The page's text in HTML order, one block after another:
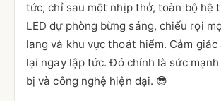
tức, chỉ sau một nhịp thở, toàn bộ hệ
LED dự phòng bừng sáng, chiếu rọi
lang và khu vực thoát hiểm. Cảm
lại ngay lập tức. Đó chính là sức
bị và công nghệ hiện đại. 😎